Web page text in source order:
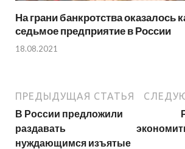
На грани банкротства оказалось
седьмое предприятие в России
18.08.2021
ПРЕДЫДУЩАЯ СТАТЬЯ
В России предложили
раздавать
нуждающимся изъятые